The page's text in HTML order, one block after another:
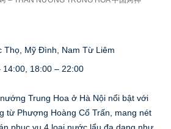
Thọ, Mỹ Đình, Nam Từ Liêm
14:00, 18:00 – 22:00
Trung Hoa ở Hà Nội nổi bật với
từ Phượng Hoàng Cổ Trấn, mang nét
phục vụ 4 loại nước lẩu đa dạng như